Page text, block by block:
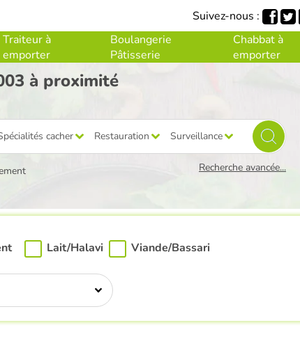
Traiteur à
emporter
Boulangerie
Pâtisserie
Chabbat à
emporter
Suivez-nous :
à proximité
cacher Restauration Surveillance
Recherche avancée...
Lait/Halavi Viande/Bassari